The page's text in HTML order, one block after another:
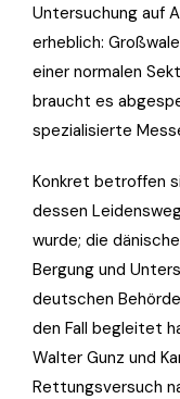
Untersuchung auf
erheblich:
einer normalen
braucht es
spezialisierte
Konkret betroffen
dessen
wurde; die
Bergung und
deutschen
den Fall begleitet
Walter Gunz und
Rettungsversuch